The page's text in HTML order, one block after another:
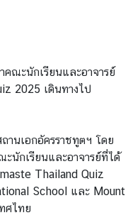
ณะนักเรียนและอาจารย์
2025 เดินทางไป
านเอกอัครราชทูตฯ โดย
นักเรียนและอาจารย์ที่ได้
Thailand Quiz
School และ Mount
ศไทย